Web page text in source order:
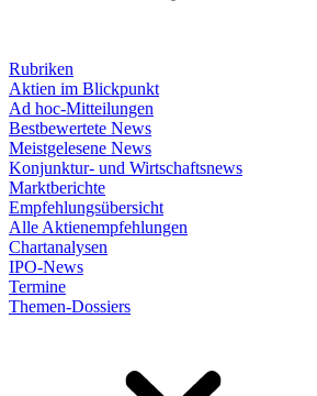
Rubriken
Aktien im Blickpunkt
Ad hoc-Mitteilungen
Bestbewertete News
Meistgelesene News
Konjunktur- und Wirtschaftsnews
Marktberichte
Empfehlungsübersicht
Alle Aktienempfehlungen
Chartanalysen
IPO-News
Termine
Themen-Dossiers